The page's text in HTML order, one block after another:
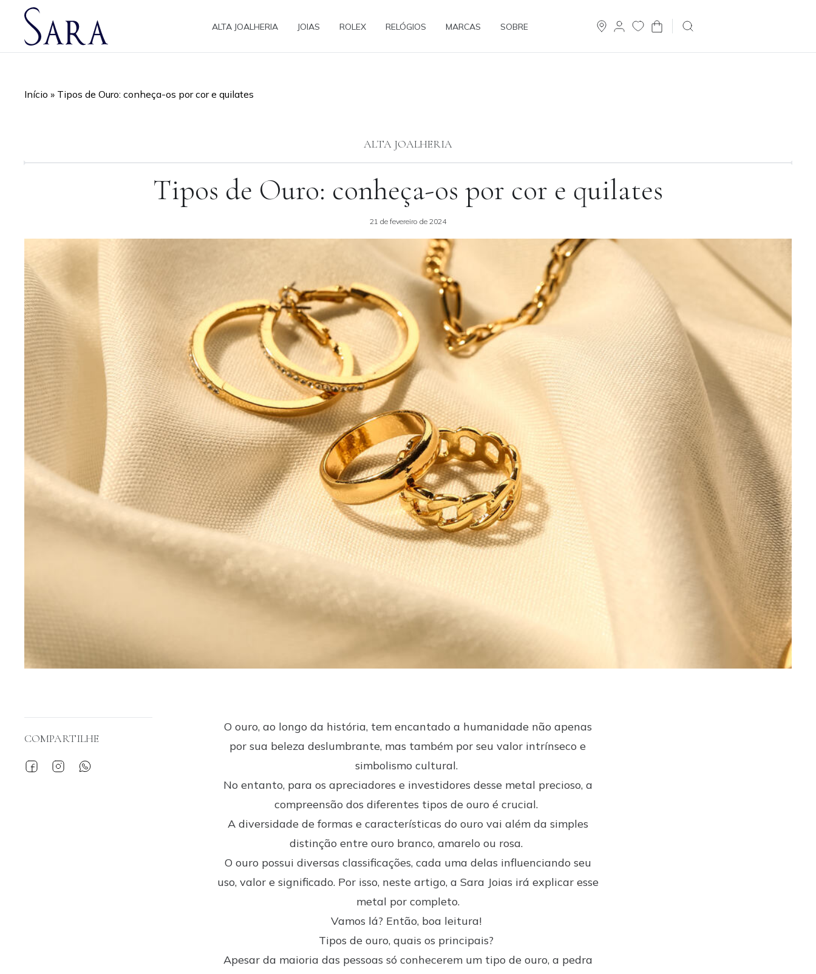
ALTA JOALHERIA JOIAS ROLEX RELÓGIOS MARCAS SOBRE
Início » Tipos de Ouro: conheça-os por cor e quilates
ALTA JOALHERIA
Tipos de Ouro: conheça-os por cor e quilates
21 de fevereiro de 2024
COMPARTILHE
O ouro, ao longo da história, tem encantado a humanidade não apenas
por sua beleza deslumbrante, mas também por seu valor intrínseco e
simbolismo cultural.
No entanto, para os apreciadores e investidores desse metal precioso, a
compreensão dos diferentes tipos de ouro é crucial.
A diversidade de formas e características do ouro vai além da simples
distinção entre ouro branco, amarelo ou rosa.
O ouro possui diversas classificações, cada uma delas influenciando seu
uso, valor e significado. Por isso, neste artigo, a Sara Joias irá explicar esse
metal por completo.
Vamos lá? Então, boa leitura!
Tipos de ouro, quais os principais?
Apesar da maioria das pessoas só conhecerem um tipo de ouro, a pedra